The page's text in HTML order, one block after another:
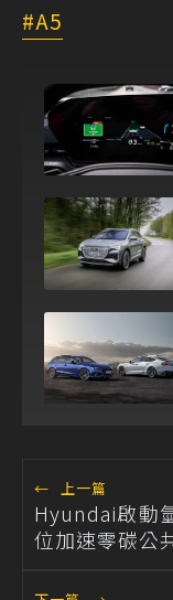
A5
← 上一篇
Hyundai啟動
位加速零碳公